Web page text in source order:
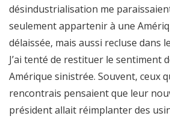
désindustrialisation me
seulement appartenir à une
délaissée, mais aussi recluse dans
J’ai tenté de restituer le sentiment
Amérique sinistrée. Souvent, ceux
rencontrais pensaient que leur
président allait réimplanter des